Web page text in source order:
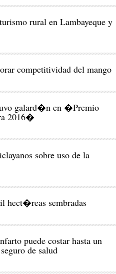
rural en Lambayeque y
competitividad del mango
galard�n en �Premio
sobre uso de la
hect�reas sembradas
puede costar hasta un
de salud